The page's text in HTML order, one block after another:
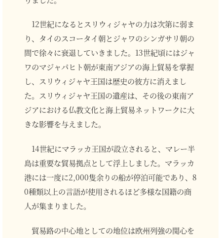
12世紀になるとスリウィジャヤの力は次第に弱ま
り、タイのスコータイ朝とジャワのシンガサリ朝の
間で徐々に衰退していきました。13世紀頃にはジャ
ワのマジャパヒト朝が東南アジアの海上貿易を掌握
し、スリウィジャヤ王国は歴史の彼方に消えまし
た。スリウィジャヤ王国の遺産は、その後の東南ア
ジアにおける仏教文化と海上貿易ネットワークに大
きな影響を与えました。
14世紀にマラッカ王国が設立されると、マレー半
島は重要な貿易拠点として浮上しました。マラッカ
港には一度に2,000隻余りの船が停泊可能であり、8
0種類以上の言語が使用されるほど多様な国籍の商
人が集まりました。
貿易路の中心地としての地位は欧州列強の関心を